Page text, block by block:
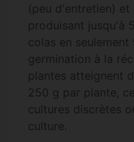
(peu d'entretien) et
produisant jusqu'à
colas en seulement
germination à la
plantes atteignent
250 g par plante,
cultures discrètes
culture.